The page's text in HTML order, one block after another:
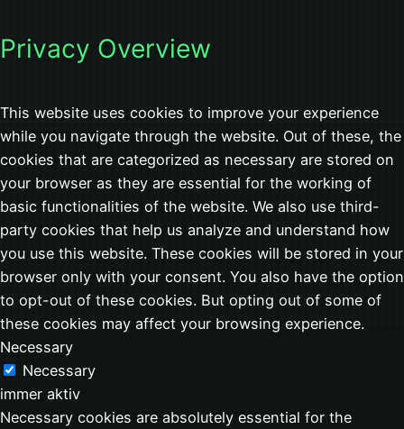
Privacy Overview
This website uses cookies to improve your experience
while you navigate through the website. Out of these, the
cookies that are categorized as necessary are stored on
your browser as they are essential for the working of
basic functionalities of the website. We also use third-
party cookies that help us analyze and understand how
you use this website. These cookies will be stored in your
browser only with your consent. You also have the option
to opt-out of these cookies. But opting out of some of
these cookies may affect your browsing experience.
Necessary
Necessary
immer aktiv
Necessary cookies are absolutely essential for the